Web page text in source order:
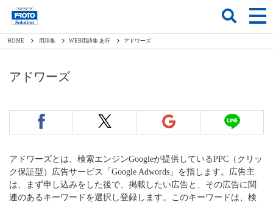
HOME 用語集 WEB用語集 あ行 アドワーズ
アドワーズ
アドワーズとは、検索エンジンGoogleが提供しているPPC（クリッ
ク保証型）広告サービス「Google Adwords」を指します。広告主
は、まず申し込みをした後で、掲載したい広告と、その広告に関
連のあるキーワードを選択し登録します。このキーワードは、検